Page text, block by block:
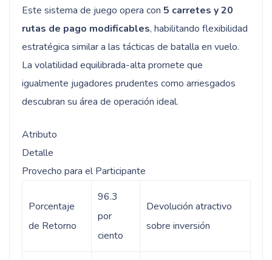
Este sistema de juego opera con 5 carretes y 20
rutas de pago modificables, habilitando flexibilidad
estratégica similar a las tácticas de batalla en vuelo.
La volatilidad equilibrada-alta promete que
igualmente jugadores prudentes como arriesgados
descubran su área de operación ideal.
Atributo
Detalle
Provecho para el Participante
Porcentaje
de Retorno
96.3
por
ciento
Devolución atractivo
sobre inversión